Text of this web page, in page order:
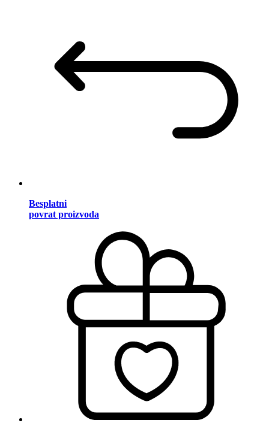
Besplatni
povrat proizvoda